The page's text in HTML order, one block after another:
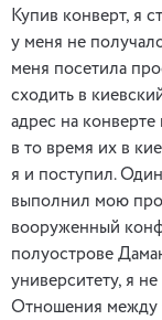
Купив конверт, я
у меня не
меня посетила
сходить в
адрес на конверте
в то время их в
я и поступил.
выполнил мою
вооруженный
полуострове
университету, я
Отношения